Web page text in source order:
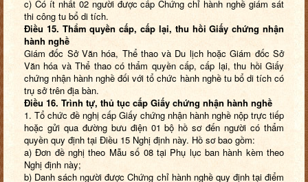
c) Có ít nhất 02 người được cấp Chứng chỉ hành nghề giám sát
thi công tu bổ di tích.
Điều 15. Thẩm quyền cấp, cấp lại, thu hồiGiấy chứng nhận
hành nghề
Giám đốc Sở Văn hóa, Thể thao và Du lịch hoặc Giám đốc Sở
Văn hóa và Thể thao có thẩm quyền cấp, cấp lại, thu hồi Giấy
chứng nhận hành nghề đối với tổ chức hành nghề tu bổ di tích có
trụ sở trên địa bàn.
Điều 16. Trình tự, thủ tục cấp Giấy chứng nhận hành nghề
1. Tổ chức đề nghị cấp Giấy chứng nhận hành nghề nộp trực tiếp
hoặc gửi qua đường bưu điện 01 bộ hồ sơ đến người có thẩm
quyền quy định tại Điều 15 Nghị định này. Hồ sơ bao gồm:
a) Đơn đề nghị theo Mẫu số 08 tại Phụ lục ban hành kèm theo
Nghị định này;
b) Danh sách người được Chứng chỉ hành nghề quy định tại điểm